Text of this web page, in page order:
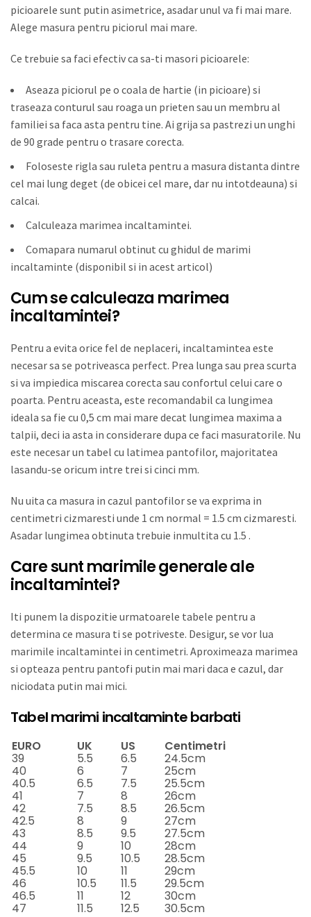
picioarele sunt putin asimetrice, asadar unul va fi mai mare.
Alege masura pentru piciorul mai mare.
Ce trebuie sa faci efectiv ca sa-ti masori picioarele:
Aseaza piciorul pe o coala de hartie (in picioare) si
traseaza conturul sau roaga un prieten sau un membru al
familiei sa faca asta pentru tine. Ai grija sa pastrezi un unghi
de 90 grade pentru o trasare corecta.
Foloseste rigla sau ruleta pentru a masura distanta dintre
cel mai lung deget (de obicei cel mare, dar nu intotdeauna) si
calcai.
Calculeaza marimea incaltamintei.
Comapara numarul obtinut cu ghidul de marimi
incaltaminte (disponibil si in acest articol)
Cum se calculeaza marimea
incaltamintei?
Pentru a evita orice fel de neplaceri, incaltamintea este
necesar sa se potriveasca perfect. Prea lunga sau prea scurta
si va impiedica miscarea corecta sau confortul celui care o
poarta. Pentru aceasta, este recomandabil ca lungimea
ideala sa fie cu 0,5 cm mai mare decat lungimea maxima a
talpii, deci ia asta in considerare dupa ce faci masuratorile. Nu
este necesar un tabel cu latimea pantofilor, majoritatea
lasandu-se oricum intre trei si cinci mm.
Nu uita ca masura in cazul pantofilor se va exprima in
centimetri cizmaresti unde 1 cm normal = 1.5 cm cizmaresti.
Asadar lungimea obtinuta trebuie inmultita cu 1.5 .
Care sunt marimile generale ale
incaltamintei?
Iti punem la dispozitie urmatoarele tabele pentru a
determina ce masura ti se potriveste. Desigur, se vor lua
marimile incaltamintei in centimetri. Aproximeaza marimea
si opteaza pentru pantofi putin mai mari daca e cazul, dar
niciodata putin mai mici.
Tabel marimi incaltaminte barbati
EURO UK US Centimetri
39 5.5 6.5 24.5cm
40 6 7 25cm
40.5 6.5 7.5 25.5cm
41 7 8 26cm
42 7.5 8.5 26.5cm
42.5 8 9 27cm
43 8.5 9.5 27.5cm
44 9 10 28cm
45 9.5 10.5 28.5cm
45.5 10 11 29cm
46 10.5 11.5 29.5cm
46.5 11 12 30cm
47 11.5 12.5 30.5cm